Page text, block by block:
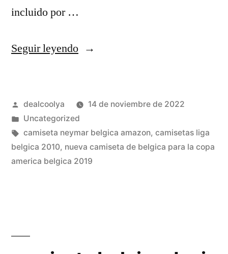
incluido por …
Seguir leyendo«camisetas
belgica
2019»
Publicado
por
dealcoolya
14 de noviembre de 2022
Publicado
en
Uncategorized
Etiquetas:
camiseta neymar belgica amazon, camisetas liga
belgica 2010, nueva camiseta de belgica para la copa
america belgica 2019